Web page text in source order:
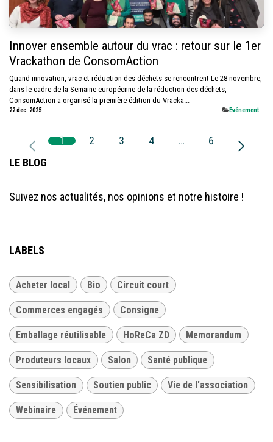
Innover ensemble autour du vrac : retour sur le 1er
Vrackathon de ConsomAction
Quand innovation, vrac et réduction des déchets se rencontrent Le 28 novembre,
dans le cadre de la Semaine européenne de la réduction des déchets,
ConsomAction a organisé la première édition du Vracka...
22 dec. 2025 ​Evénement
1 2 3 4 …
6
LE BLOG
Suivez nos actualités, nos opinions et notre histoire !
LABELS
Acheter local Bio Circuit court
Commerces engagés Consigne
Emballage réutilisable HoReCa ZD Memorandum
Produteurs locaux Salon Santé publique
Sensibilisation Soutien public Vie de l'association
Webinaire Événement